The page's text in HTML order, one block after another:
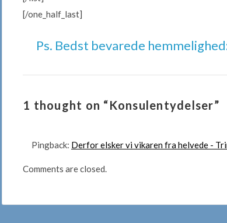
[/one_half_last]
Ps. Bedst bevarede
1 thought on “Konsulentydelser”
Pingback: Derfor elsker vi vikaren fra helvede -
Comments are closed.